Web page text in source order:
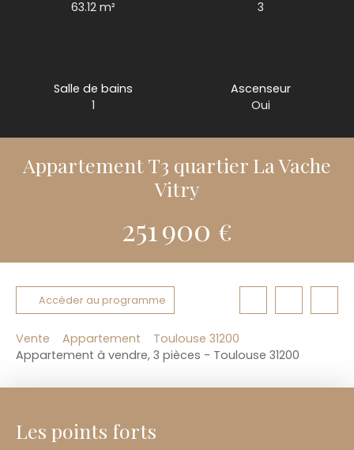
63.12m²
3
Salle de bains
1
Ascenseur
Oui
Appartement T3 quartier La Vache
Vitry
251 900 €
Accéder au programme
Vente Appartement
Toulouse 31200
Appartement à vendre, 3 pièces - Toulouse 31200
Les points forts